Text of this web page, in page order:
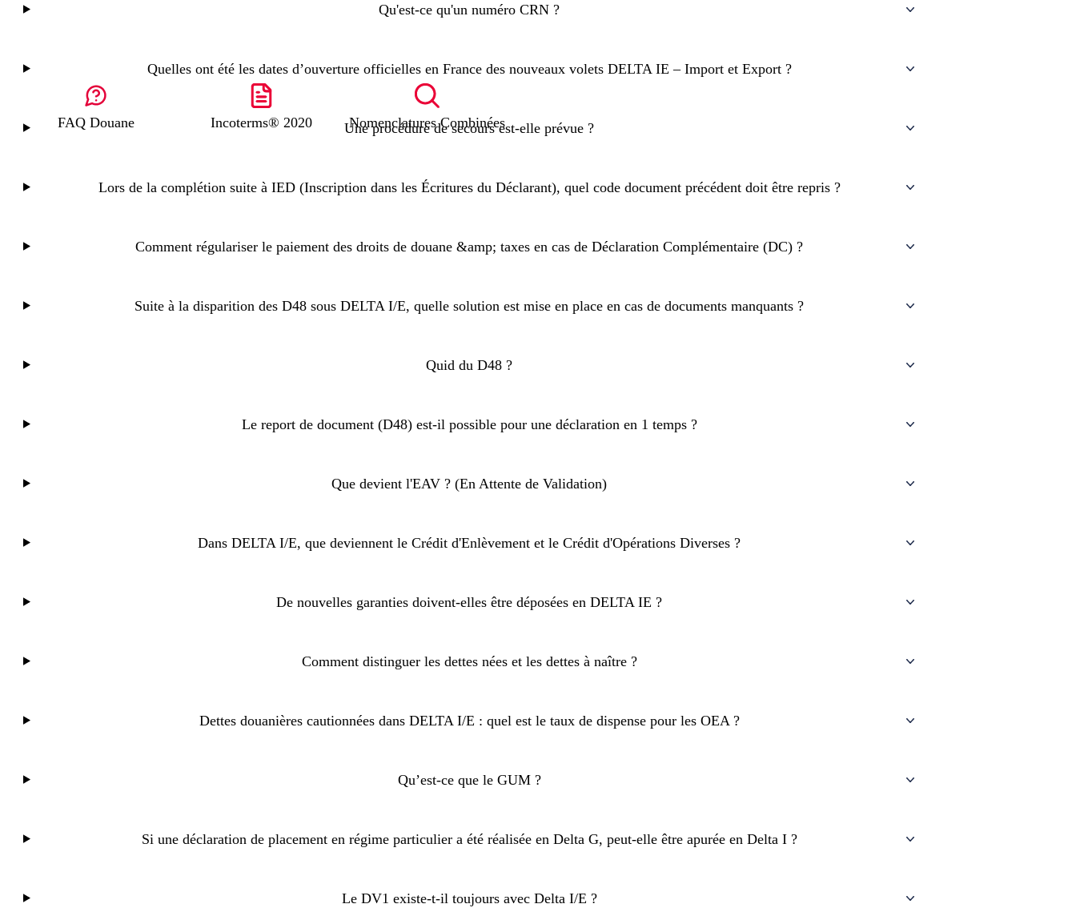
Qu'est-ce qu'un numéro CRN ?
Quelles ont été les dates d’ouverture officielles en France des nouveaux volets DELTA IE – Import et Export ?
Une procédure de secours est-elle prévue ?
Lors de la complétion suite à IED (Inscription dans les Écritures du Déclarant), quel code document précédent doit être repris ?
Comment régulariser le paiement des droits de douane &amp; taxes en cas de Déclaration Complémentaire (DC) ?
Suite à la disparition des D48 sous DELTA I/E, quelle solution est mise en place en cas de documents manquants ?
Quid du D48 ?
Le report de document (D48) est-il possible pour une déclaration en 1 temps ?
Que devient l'EAV ? (En Attente de Validation)
Dans DELTA I/E, que deviennent le Crédit d'Enlèvement et le Crédit d'Opérations Diverses ?
De nouvelles garanties doivent-elles être déposées en DELTA IE ?
Comment distinguer les dettes nées et les dettes à naître ?
Dettes douanières cautionnées dans DELTA I/E : quel est le taux de dispense pour les OEA ?
Qu’est-ce que le GUM ?
Si une déclaration de placement en régime particulier a été réalisée en Delta G, peut-elle être apurée en Delta I ?
Le DV1 existe-t-il toujours avec Delta I/E ?
FAQ Douane Incoterms® 2020 Nomenclatures Combinées